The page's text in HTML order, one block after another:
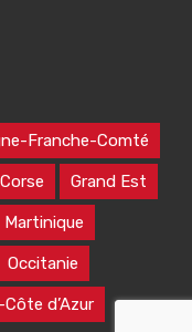
Franche-Comté
Corse Grand Est
Martinique
Occitanie
d’Azur